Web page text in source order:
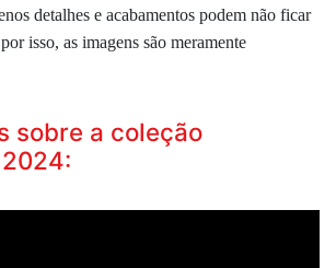
detalhes e acabamentos podem não ficar
isso, as imagens são meramente
sobre a coleção